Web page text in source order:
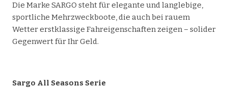
Die Marke SARGO steht für elegante und langlebige,
sportliche Mehrzweckboote, die auch bei rauem
Wetter erstklassige Fahreigenschaften zeigen – solider
Gegenwert für Ihr Geld.
Sargo All Seasons Serie